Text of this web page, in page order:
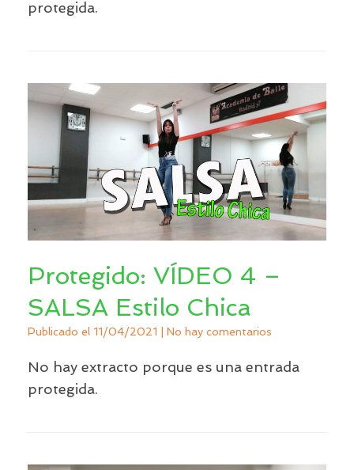
protegida.
Protegido: VÍDEO 4 –
SALSA Estilo Chica
Publicado el 11/04/2021 No hay comentarios
No hay extracto porque es una entrada
protegida.